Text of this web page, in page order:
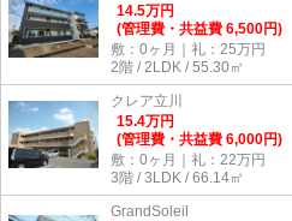
14.5万円
(管理費・共益費 6,500円)
敷：0ヶ月｜礼：25万円
2階 / 2LDK / 55.30㎡
クレア立川
15.4万円
(管理費・共益費 6,000円)
敷：0ヶ月｜礼：22万円
3階 / 3LDK / 66.14㎡
GrandSoleil